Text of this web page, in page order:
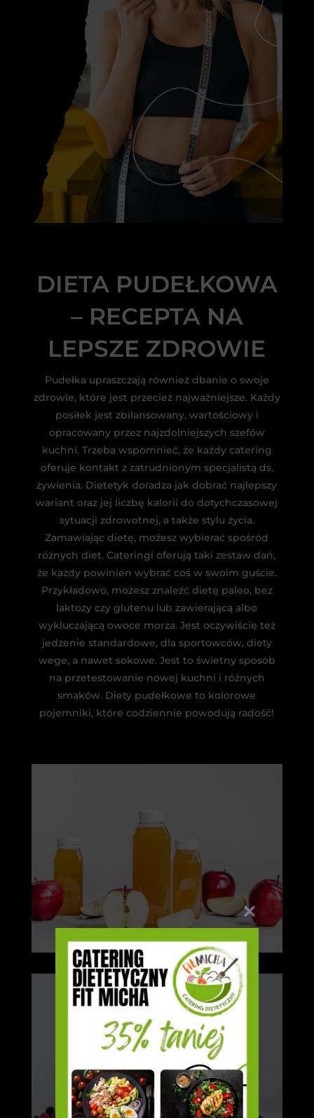
DIETA PUDEŁKOWA
– RECEPTA NA
LEPSZE ZDROWIE
Pudełka upraszczają również dbanie o swoje
zdrowie, które jest przecież najważniejsze. Każdy
posiłek jest zbilansowany, wartościowy i
opracowany przez najzdolniejszych szefów
kuchni. Trzeba wspomnieć, że każdy catering
oferuje kontakt z zatrudnionym specjalistą ds.
żywienia. Dietetyk doradza jak dobrać najlepszy
wariant oraz jej liczbę kalorii do dotychczasowej
sytuacji zdrowotnej, a także stylu życia.
Zamawiając dietę, możesz wybierać spośród
różnych diet. Cateringi oferują taki zestaw dań,
że każdy powinien wybrać coś w swoim guście.
Przykładowo, możesz znaleźć dietę paleo, bez
laktozy czy glutenu lub zawierającą albo
wykluczającą owoce morza. Jest oczywiście też
jedzenie standardowe, dla sportowców, diety
wege, a nawet sokowe. Jest to świetny sposób
na przetestowanie nowej kuchni i różnych
smaków. Diety pudełkowe to kolorowe
pojemniki, które codziennie powodują radość!